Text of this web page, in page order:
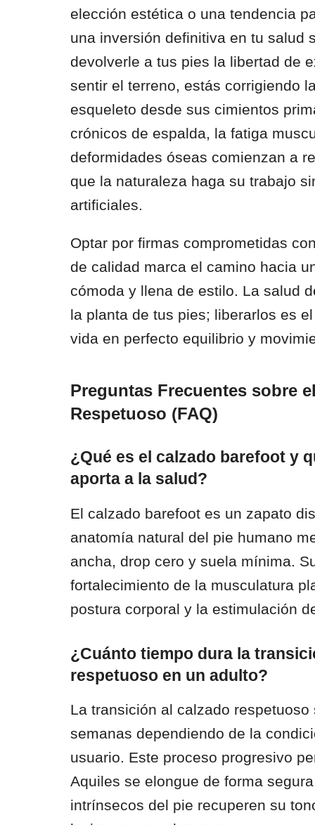
elección estética o una tendencia
una inversión definitiva en tu salud
devolverle a tus pies la libertad de
sentir el terreno, estás corrigiendo
esqueleto desde sus cimientos
crónicos de espalda, la fatiga
deformidades óseas comienzan a
que la naturaleza haga su trabajo
artificiales.
Optar por firmas comprometidas
de calidad marca el camino hacia
cómoda y llena de estilo. La salud
la planta de tus pies; liberarlos es
vida en perfecto equilibrio y
Preguntas Frecuentes sobre
Respetuoso (FAQ)
¿Qué es el calzado barefoot y
aporta a la salud?
El calzado barefoot es un zapato
anatomía natural del pie humano
ancha, drop cero y suela mínima.
fortalecimiento de la musculatura
postura corporal y la estimulación
¿Cuánto tiempo dura la
respetuoso en un adulto?
La transición al calzado
semanas dependiendo de la
usuario. Este proceso progresivo
Aquiles se elongue de forma
intrínsecos del pie recuperen su